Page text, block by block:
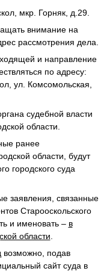
мкр. Горняк, д.29.
внимание на
рассмотрения дела.
и направление
по адресу:
ул. Комсомольская,
судебной власти
области.
ранее
области, будут
городского суда
связанные
Старооскольского
и именовать – в
области
подав
сайт суда в